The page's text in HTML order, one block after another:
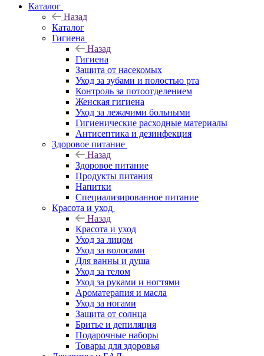
Каталог
Назад
Каталог
Гигиена
Назад
Гигиена
Защита от насекомых
Уход за зубами и полостью рта
Контроль за потоотделением
Женская гигиена
Уход за лежачими больными
Гигиенические расходные материалы
Антисептика и дезинфекция
Здоровое питание
Назад
Здоровое питание
Продукты питания
Напитки
Специализированное питание
Красота и уход
Назад
Красота и уход
Уход за лицом
Уход за волосами
Для ванны и душа
Уход за телом
Уход за руками и ногтями
Ароматерапия и масла
Уход за ногами
Защита от солнца
Бритье и депиляция
Подарочные наборы
Товары для здоровья